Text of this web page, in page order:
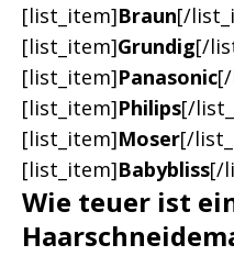
[list_item]Braun[/
[list_item]Grundig[/
[list_item]Panasonic
[list_item]Philips[/
[list_item]Moser[/
[list_item]Babybliss[/
Wie teuer ist